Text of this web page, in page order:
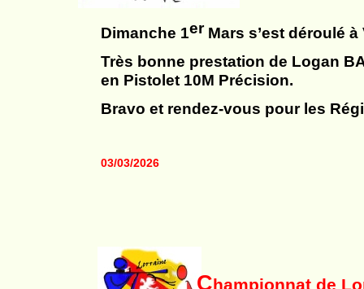
Championnat de
Dimanche 1erMars s’est déroulé
Très bonne prestation de Logan
en Pistolet 10M Précision.
Bravo et rendez-vous pour les
03/03/2026